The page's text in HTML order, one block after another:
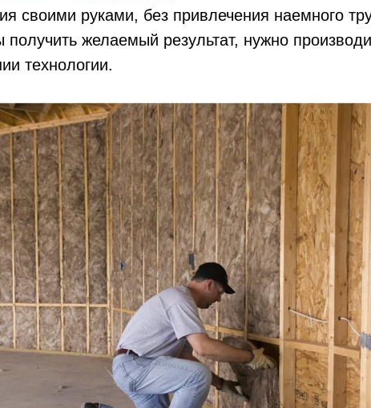
своими руками, без привлечения наемного
получить желаемый результат, нужно
технологии.